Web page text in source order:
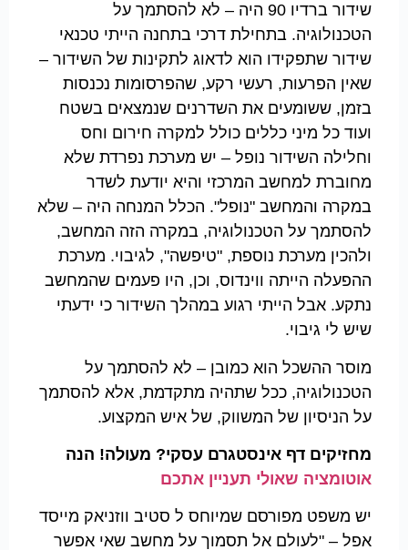
שידור ברדיו 90 היה – לא להסתמך על
הטכנולוגיה. בתחילת דרכי בתחנה הייתי טכנאי
שידור שתפקידו הוא לדאוג לתקינות של השידור –
שאין הפרעות, רעשי רקע, שהפרסומות נכנסות
בזמן, ששומעים את השדרנים שנמצאים בשטח
ועוד כל מיני כללים כולל למקרה חירום וחס
וחלילה השידור נופל – יש מערכת נפרדת שלא
מחוברת למחשב המרכזי והיא יודעת לשדר
במקרה והמחשב "נופל". הכלל המנחה היה – שלא
להסתמך על הטכנולוגיה, במקרה הזה המחשב,
ולהכין מערכת נוספת, "טיפשה", לגיבוי. מערכת
ההפעלה הייתה ווינדוס, וכן, היו פעמים שהמחשב
נתקע. אבל הייתי רגוע במהלך השידור כי ידעתי
שיש לי גיבוי.
מוסר ההשכל הוא כמובן – לא להסתמך על
הטכנולוגיה, ככל שתהיה מתקדמת, אלא להסתמך
על הניסיון של המשווק, של איש המקצוע.
מחזיקים דף אינסטגרם עסקי? מעולה! הנה
אוטומציה שאולי תעניין אתכם
יש משפט מפורסם שמיוחס ל סטיב ווזניאק מייסד
אפל – "לעולם אל תסמוך על מחשב שאי אפשר